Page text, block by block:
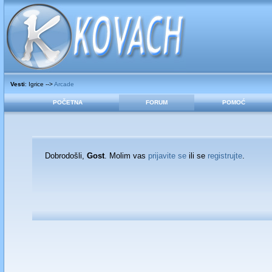
Vesti: Igrice -->Arcade
POČETNA FORUM POMOĆ
Dobrodošli,Gost. Molim vas prijavite se ili se registrujte.